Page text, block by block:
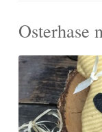
Osterhase